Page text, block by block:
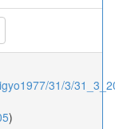
31/3/
)